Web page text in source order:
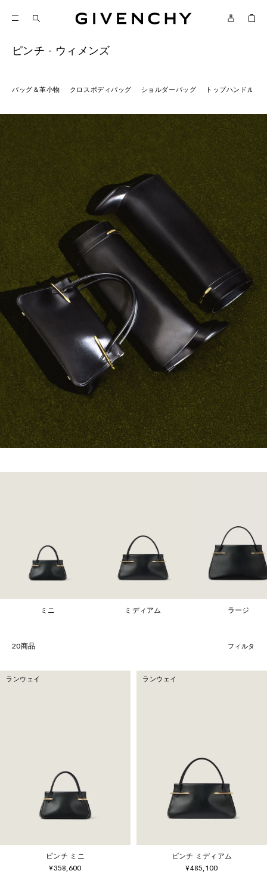
ジバンシィ
ピンチ - ウィメンズ
バッグ＆革小物 クロスボディバッグ ショルダーバッグ トップハンドルバ
ミニ ミディアム ラージ
20商品 フィルタ
ピンチ ミニ
¥358,600
ランウェイ
ピンチ ミディアム
¥485,100
ランウェイ